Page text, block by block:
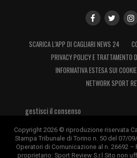
SCARICA L’APP DI CAGLIARI NEWS 24
PRIVACY POLICY E TRATTAMENTO
INFORMATIVA ESTESA SUI
NETWORK SPORT
gestisci il consenso
Copyright 2026 © riproduzione riservata
Stampa Tribunale di Torino n. 50 del 07/
Operatori di Comunicazione al n. 26692 –
proprietario: Sport Review S.r.l Sito non